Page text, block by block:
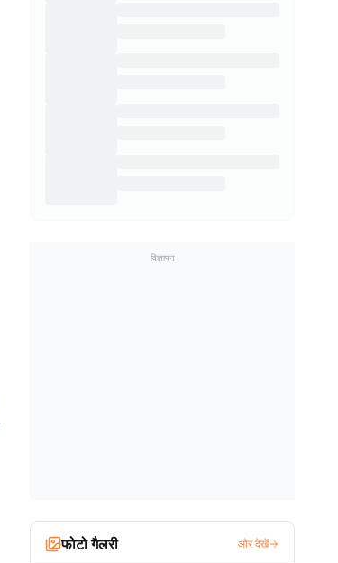
विज्ञापन
फोटो गैलरी और देखें